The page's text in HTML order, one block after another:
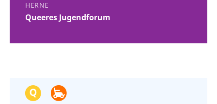
HERNE
Queeres Jugendforum